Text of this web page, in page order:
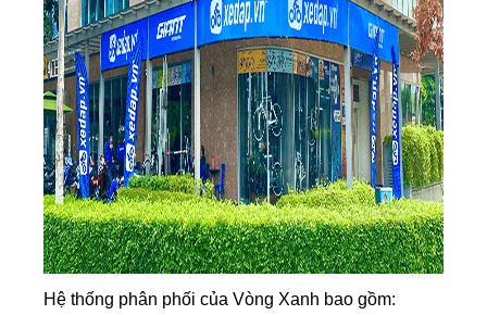
Hệ thống phân phối của Vòng Xanh bao gồm: